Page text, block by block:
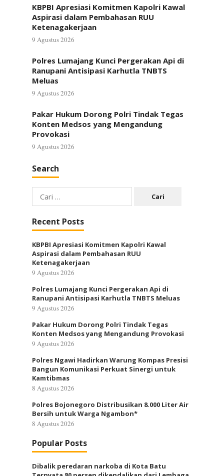
KBPBI Apresiasi Komitmen Kapolri Kawal
Aspirasi dalam Pembahasan RUU
Ketenagakerjaan
9 Agustus 2026
Polres Lumajang Kunci Pergerakan Api di
Ranupani Antisipasi Karhutla TNBTS
Meluas
9 Agustus 2026
Pakar Hukum Dorong Polri Tindak Tegas
Konten Medsos yang Mengandung
Provokasi
9 Agustus 2026
Search
Cari
untuk:
Recent Posts
KBPBI Apresiasi Komitmen Kapolri Kawal
Aspirasi dalam Pembahasan RUU
Ketenagakerjaan
9 Agustus 2026
Polres Lumajang Kunci Pergerakan Api di
Ranupani Antisipasi Karhutla TNBTS Meluas
9 Agustus 2026
Pakar Hukum Dorong Polri Tindak Tegas
Konten Medsos yang Mengandung Provokasi
9 Agustus 2026
Polres Ngawi Hadirkan Warung Kompas Presisi
Bangun Komunikasi Perkuat Sinergi untuk
Kamtibmas
8 Agustus 2026
Polres Bojonegoro Distribusikan 8.000 Liter Air
Bersih untuk Warga Ngambon*
8 Agustus 2026
Popular Posts
Dibalik peredaran narkoba di Kota Batu